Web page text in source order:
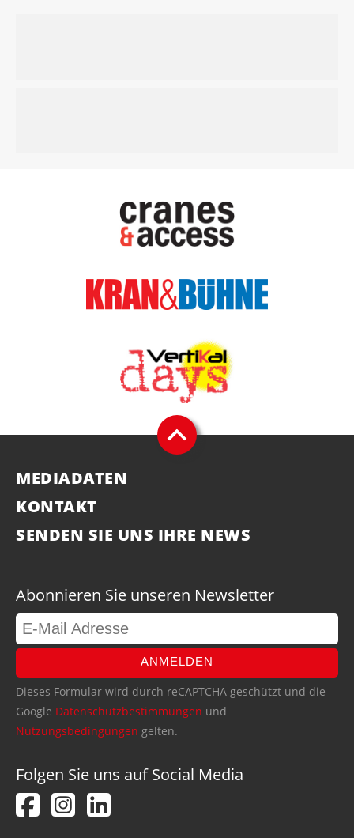
MEDIADATEN
KONTAKT
SENDEN SIE UNS IHRE NEWS
Abonnieren Sie unseren Newsletter
ANMELDEN
Dieses Formular wird durch reCAPTCHA geschützt und die
Google Datenschutzbestimmungen und
Nutzungsbedingungen gelten.
Folgen Sie uns auf Social Media